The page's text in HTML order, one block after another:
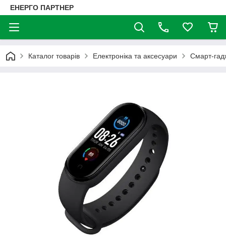
ЕНЕРГО ПАРТНЕР
Каталог товарів Електроніка та аксесуари Смарт-